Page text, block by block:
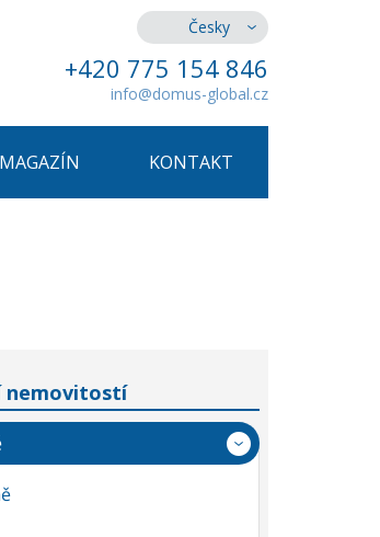
Česky
+420 775 154 846
info@domus-global.cz
MAGAZÍN KONTAKT
nemovitostí